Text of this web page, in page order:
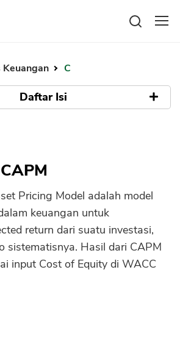
Keuangan C
Daftar Isi
CAPM
CAPM untuk Menghitung
Saham
dan APT
keuangan untuk
return dari suatu investasi,
sistematisnya. Hasil dari CAPM
input Cost of Equity di WACC